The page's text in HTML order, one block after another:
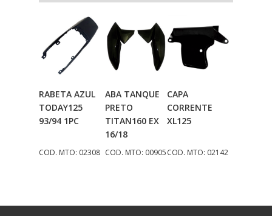
Adicionar
Ao Carrinho
RABETA AZUL
TODAY125
93/94 1PC
COD. MTO: 02308
Adicionar
Ao Carrinho
ABA TANQUE
PRETO
TITAN160 EX
16/18
COD. MTO: 00905
Adicionar
Ao Carrinho
CAPA
CORRENTE
XL125
COD. MTO: 02142